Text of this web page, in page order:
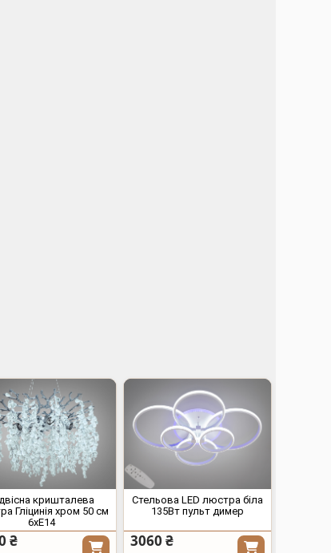
кришталева
Гліцинія хром 50 см
6xE14
₴
Стельова LED люстра біла
135Вт пульт димер
3060 ₴